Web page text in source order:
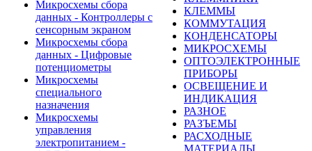
Микросхемы сбора
данных - Контроллеры с
сенсорным экраном
Микросхемы сбора
данных - Цифровые
потенциометры
Микросхемы
специального
назначения
Микросхемы
управления
электропитанием -
КЛЕММЫ
КОММУТАЦИЯ
КОНДЕНСАТОРЫ
МИКРОСХЕМЫ
ОПТОЭЛЕКТРОННЫЕ
ПРИБОРЫ
ОСВЕЩЕНИЕ И
ИНДИКАЦИЯ
РАЗНОЕ
РАЗЪЕМЫ
РАСХОДНЫЕ
МАТЕРИАЛЫ